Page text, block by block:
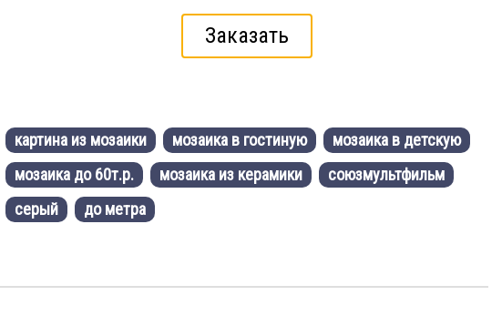
Заказать
картина из мозаики мозаика в гостиную
мозаика в детскую
мозаика до 60т.р.
мозаика из керамики
союзмультфильм
серый
до метра